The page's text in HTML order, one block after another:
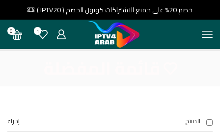
خصم 20% علي جميع الاشتراكات كوبون الخصم ( IPTV20 )
1
0
المنتج إجراء